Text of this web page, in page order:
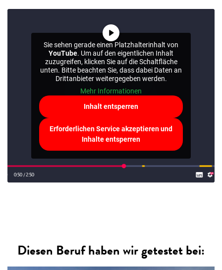
Sie sehen gerade einen Platzhalterinhalt von
YouTube. Um auf den eigentlichen Inhalt
zuzugreifen, klicken Sie auf die Schaltfläche
unten. Bitte beachten Sie, dass dabei Daten an
Drittanbieter weitergegeben werden.
Mehr Informationen
Inhalt entsperren
Erforderlichen Service akzeptieren und
Inhalte entsperren
Diesen Beruf haben wir getestet bei: